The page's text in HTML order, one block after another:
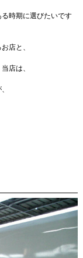
時期に選びたいです
店と、
店は、